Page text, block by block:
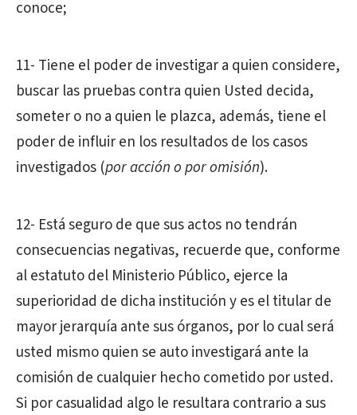
conoce;
11- Tiene el poder de investigar a quien considere,
buscar las pruebas contra quien Usted decida,
someter o no a quien le plazca, además, tiene el
poder de influir en los resultados de los casos
investigados (por acción o por omisión).
12- Está seguro de que sus actos no tendrán
consecuencias negativas, recuerde que, conforme
al estatuto del Ministerio Público, ejerce la
superioridad de dicha institución y es el titular de
mayor jerarquía ante sus órganos, por lo cual será
usted mismo quien se auto investigará ante la
comisión de cualquier hecho cometido por usted.
Si por casualidad algo le resultara contrario a sus